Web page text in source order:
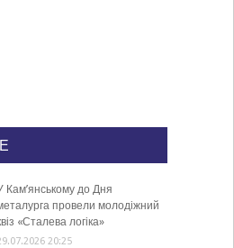
Кам’янському до Дня
провели молодіжний
«Сталева логіка»
20:25